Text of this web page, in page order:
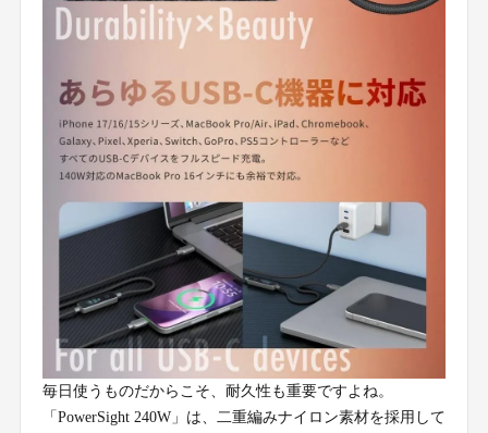
毎日使うものだからこそ、耐久性も重要ですよね。
「PowerSight 240W」は、二重編みナイロン素材を採用して